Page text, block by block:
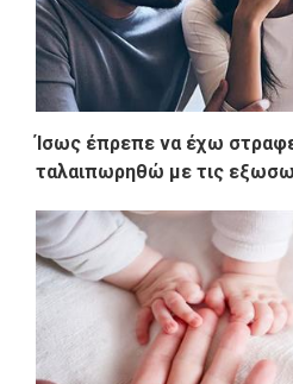
Ίσως έπρεπε να έχω
ταλαιπωρηθώ με τις